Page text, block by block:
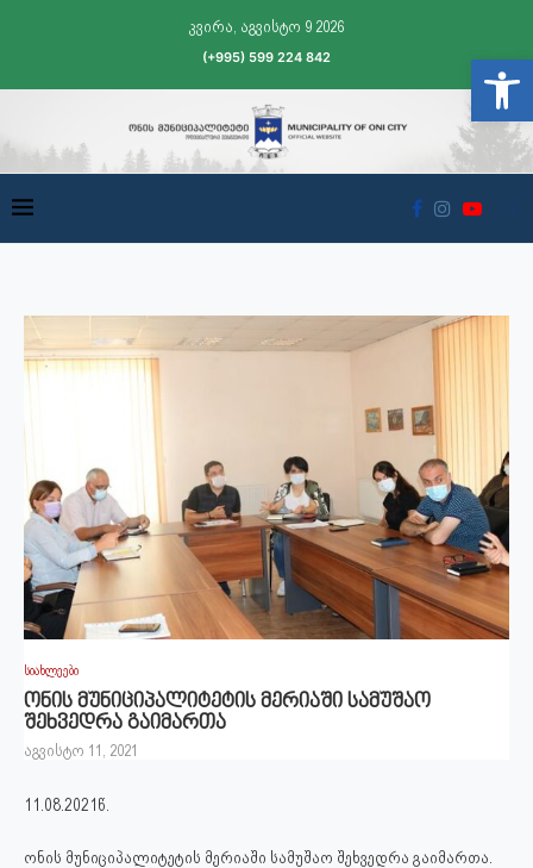
კვირა, აგვისტო 9 2026
(+995) 599 224 842
სიახლეები
ონის მუნიციპალიტეტის მერიაში სამუშაო
შეხვედრა გაიმართა
აგვისტო 11, 2021
11.08.2021წ.
ონის მუნიციპალიტეტის მერიაში სამუშაო შეხვედრა გაიმართა.